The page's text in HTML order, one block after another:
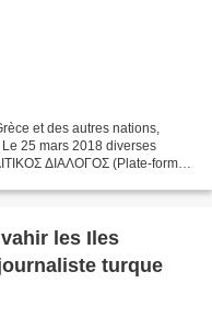
et des autres nations,
25 mars 2018 diverses
ΔΙΑΛΟΓΟΣ (Plate-forme
les Iles
turque